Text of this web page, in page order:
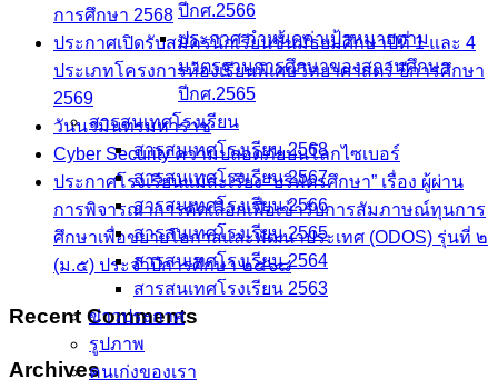
ปีกศ.2566
ประกาศ กำหนดค่าเป้าหมายตาม
มาตรฐานการศึกษาของสถานศึกษา
ปีกศ.2565
สารสนเทศโรงเรียน
สารสนเทศโรงเรียน 2568
สารสนเทศโรงเรียน 2567
สารสนเทศโรงเรียน 2566
สารสนเทศโรงเรียน 2565
สารสนเทศโรงเรียน 2564
สารสนเทศโรงเรียน 2563
ข่าวประกาศ
รูปภาพ
คนเก่งของเรา
การศึกษา 2568
ประกาศเปิดรับสมัครนักเรียนชั้นมัธยมศึกษาปีที่ 1 และ 4
ประเภทโครงการห้องเรียนพิเศษวิทยาศาสตร์ ปีการศึกษา
2569
วันนวมินทรมหาราช
Cyber Security ความปลอดภัยบนโลกไซเบอร์
ประกาศโรงเรียนแม่สะเรียง “บริพัตรศึกษา” เรื่อง ผู้ผ่าน
การพิจารณาการคัดเลือกเพื่อเข้ารับการสัมภาษณ์ทุนการ
ศึกษาเพื่อขยายโอกาสและพัฒนาประเทศ (ODOS) รุ่นที่ ๒
(ม.๕) ประจำปีการศึกษา ๒๕๖๘
Recent Comments
Archives